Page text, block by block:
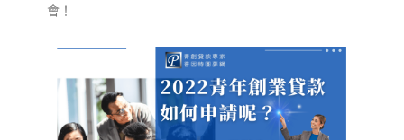
會！